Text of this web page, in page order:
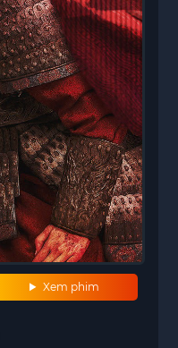
Xem phim